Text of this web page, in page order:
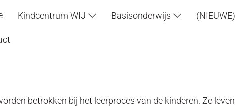
Kindcentrum WIJ Basisonderwijs
betrokken bij het leerproces van de kinderen. Ze